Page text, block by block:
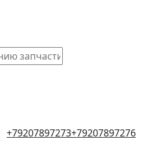
+79207897273+79207897276